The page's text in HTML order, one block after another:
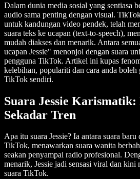
Dalam dunia media sosial yang sentiasa
audio sama penting dengan visual.
untuk kandungan video pendek, telah
suara teks ke ucapan (text-to-speech),
mudah diakses dan menarik. Antara
ucapan Jessie" menonjol dengan suara
pengguna TikTok. Artikel ini kupas
kelebihan, populariti dan cara anda
TikTok sendiri.
Suara Jessie
Sekadar Tren
Apa itu suara Jessie? Ia antara suara
TikTok, menawarkan suara wanita
seakan penyampai radio profesional.
menarik, Jessie jadi sensasi viral dan kini
suara TikTok.